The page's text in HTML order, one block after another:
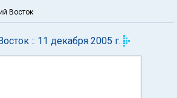
Восток
:: 11 декабря 2005 г.